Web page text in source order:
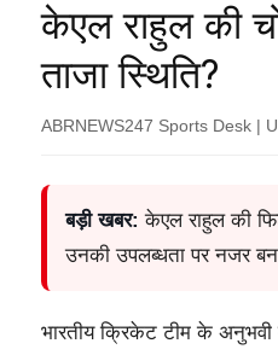
केएल राहुल की
ताजा स्थिति?
ABRNEWS247 Sports Desk |
बड़ी खबर: केएल राहुल की
उनकी उपलब्धता पर नजर
भारतीय क्रिकेट टीम के